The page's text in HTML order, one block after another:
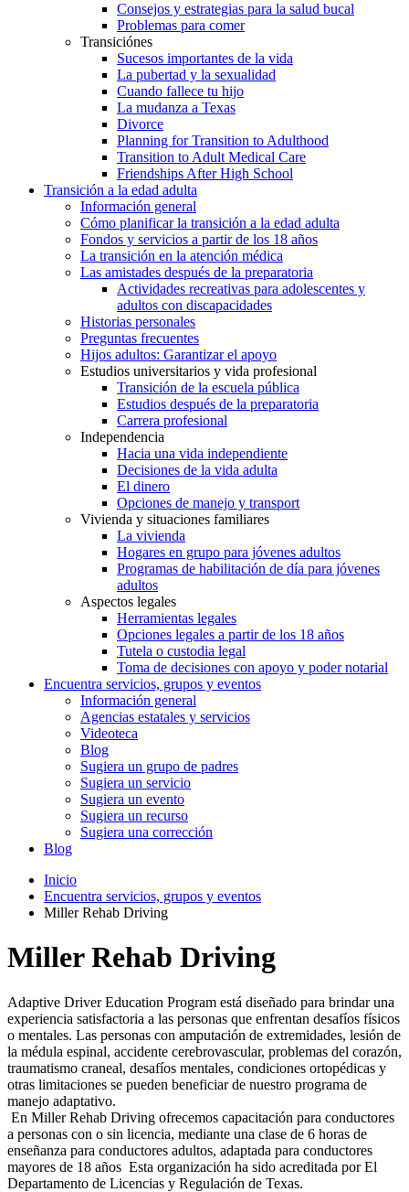
Consejos y estrategias para la salud bucal
Problemas para comer
Transiciónes
Sucesos importantes de la vida
La pubertad y la sexualidad
Cuando fallece tu hijo
La mudanza a Texas
Divorce
Planning for Transition to Adulthood
Transition to Adult Medical Care
Friendships After High School
Transición a la edad adulta
Información general
Cómo planificar la transición a la edad adulta
Fondos y servicios a partir de los 18 años
La transición en la atención médica
Las amistades después de la preparatoria
Actividades recreativas para adolescentes y
adultos con discapacidades
Historias personales
Preguntas frecuentes
Hijos adultos: Garantizar el apoyo
Estudios universitarios y vida profesional
Transición de la escuela pública
Estudios después de la preparatoria
Carrera profesional
Independencia
Hacia una vida independiente
Decisiones de la vida adulta
El dinero
Opciones de manejo y transport
Vivienda y situaciones familiares
La vivienda
Hogares en grupo para jóvenes adultos
Programas de habilitación de día para jóvenes
adultos
Aspectos legales
Herramientas legales
Opciones legales a partir de los 18 años
Tutela o custodia legal
Toma de decisiones con apoyo y poder notarial
Encuentra servicios, grupos y eventos
Información general
Agencias estatales y servicios
Videoteca
Blog
Sugiera un grupo de padres
Sugiera un servicio
Sugiera un evento
Sugiera un recurso
Sugiera una corrección
Blog
Inicio
Encuentra servicios, grupos y eventos
Miller Rehab Driving
Miller Rehab Driving
Adaptive Driver Education Program está diseñado para brindar una
experiencia satisfactoria a las personas que enfrentan desafíos físicos
o mentales. Las personas con amputación de extremidades, lesión de
la médula espinal, accidente cerebrovascular, problemas del corazón,
traumatismo craneal, desafíos mentales, condiciones ortopédicas y
otras limitaciones se pueden beneficiar de nuestro programa de
manejo adaptativo.
En Miller Rehab Driving ofrecemos capacitación para conductores
a personas con o sin licencia, mediante una clase de 6 horas de
enseñanza para conductores adultos, adaptada para conductores
mayores de 18 años Esta organización ha sido acreditada por El
Departamento de Licencias y Regulación de Texas.